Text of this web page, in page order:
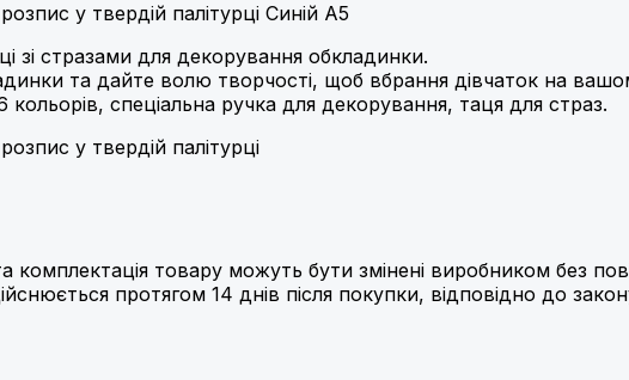
у твердій палітурці Синій А5
зі стразами для декорування обкладинки.
та дайте волю творчості, щоб вбрання дівчаток на
кольорів, спеціальна ручка для декорування, таця для страз.
у твердій палітурці
товару можуть бути змінені виробником без
протягом 14 днів після покупки, відповідно до